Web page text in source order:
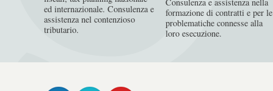
ed internazionale. Consulenza e
assistenza nel contenzioso
tributario.
formazione di contratti e per le
problematiche connesse alla
loro esecuzione.